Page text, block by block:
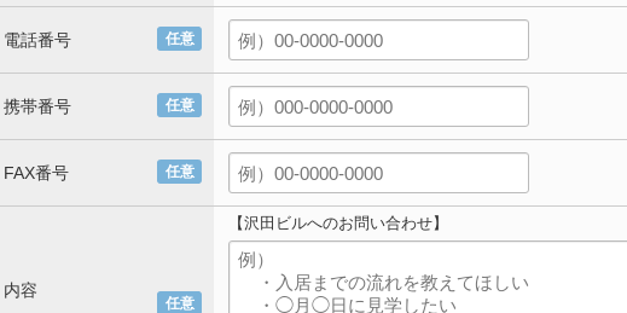
任意
電話番号
任意
携帯番号
任意
FAX番号
任意
内容
【沢田ビルへのお問い合わせ】